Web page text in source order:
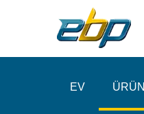
EV ÜRÜN